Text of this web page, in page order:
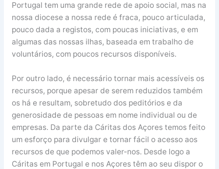
Portugal tem uma grande rede de apoio social, mas na
nossa diocese a nossa rede é fraca, pouco articulada,
pouco dada a registos, com poucas iniciativas, e em
algumas das nossas ilhas, baseada em trabalho de
voluntários, com poucos recursos disponíveis.
Por outro lado, é necessário tornar mais acessíveis os
recursos, porque apesar de serem reduzidos também
os há e resultam, sobretudo dos peditórios e da
generosidade de pessoas em nome individual ou de
empresas. Da parte da Cáritas dos Açores temos feito
um esforço para divulgar e tornar fácil o acesso aos
recursos de que podemos valer-nos. Desde logo a
Cáritas em Portugal e nos Açores têm ao seu dispor o